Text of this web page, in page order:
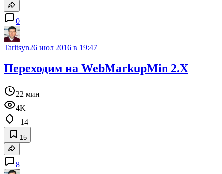
0
Taritsyn26 июл 2016 в 19:47
Переходим на WebMarkupMin 2.X
22 мин
4K
+14
15
8